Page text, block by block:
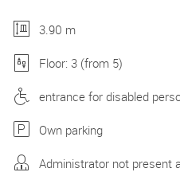
3.90 m
Floor: 3 (from 5)
entrance for disabled
Own parking
Administrator not present